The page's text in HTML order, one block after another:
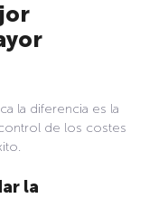
la diferencia es la
de los costes
la